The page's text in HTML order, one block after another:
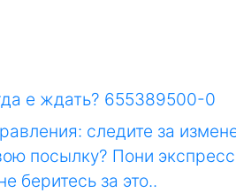
е ждать? 655389500-0
следите за
посылку? Пони экспресс
беритесь за это..